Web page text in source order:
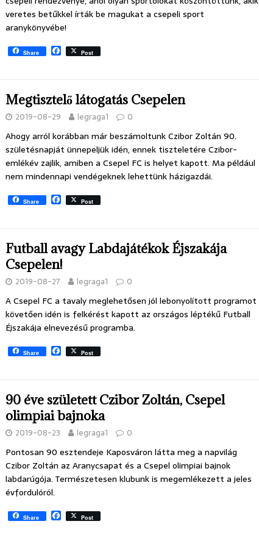
veretes betűkkel írták be magukat a csepeli sport
aranykönyvébe!
Share a
b
o
o
Post
Megtisztelő látogatás Csepelen
2019-08-29 legraga1 0
Ahogy arról korábban már beszámoltunk Czibor Zoltán 90.
születésnapját ünnepeljük idén, ennek tiszteletére Czibor-
emlékév zajlik, amiben a Csepel FC is helyet kapott. Ma például
nem mindennapi vendégeknek lehettünk házigazdái.
Share a
o
o
k
Post
Futball avagy Labdajátékok Éjszakája
Csepelen!
2019-08-27 legraga1 0
A Csepel FC a tavaly meglehetősen jól lebonyolított programot
követően idén is felkérést kapott az országos léptékű Futball
Éjszakája elnevezésű programba.
Share a
o
o
k
Post
90 éve született Czibor Zoltán, Csepel
olimpiai bajnoka
2019-08-23 legraga1 0
Pontosan 90 esztendeje Kaposváron látta meg a napvilág
Czibor Zoltán az Aranycsapat és a Csepel olimpiai bajnok
labdarúgója. Természetesen klubunk is megemlékezett a jeles
évfordulóról.
Share a Post